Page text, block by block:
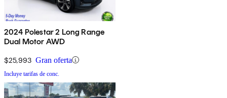
2024 Polestar 2 Long Range
Dual Motor AWD
$25,993 Gran oferta
Incluye tarifas de conc.